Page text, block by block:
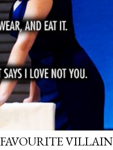
FAVOURITE VILLAIN